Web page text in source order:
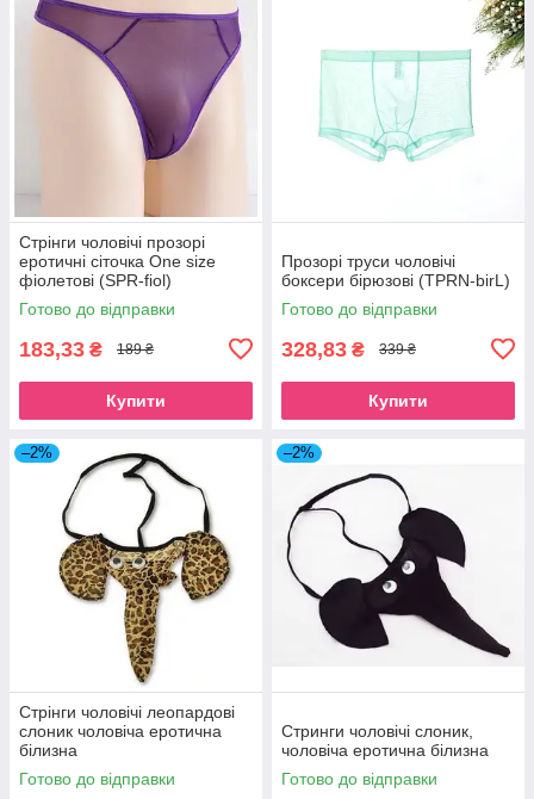
Стрінги чоловічі прозорі
еротичні сіточка One size
фіолетові (SPR-fiol)
Готово до відправки
183,33 ₴ 189 ₴
Купити
Прозорі труси чоловічі
боксери бірюзові (TPRN-birL)
Готово до відправки
328,83 ₴ 339 ₴
Купити
–2%
Стрінги чоловічі леопардові
слоник чоловіча еротична
білизна
Готово до відправки
–2%
Стринги чоловічі слоник,
чоловіча еротична білизна
Готово до відправки